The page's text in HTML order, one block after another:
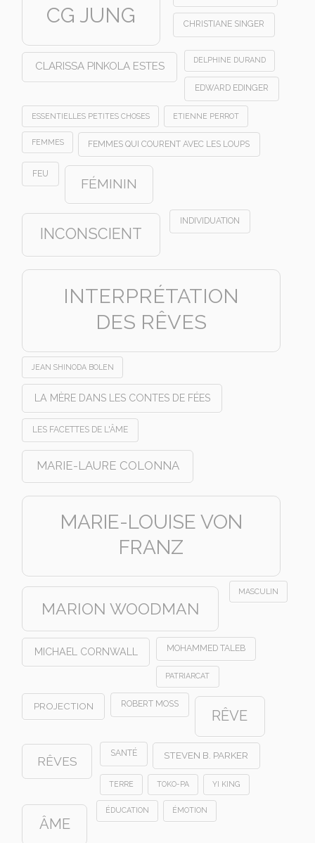
CG JUNG CHRISTIANE SINGER
CLARISSA PINKOLA ESTES DELPHINE DURAND
EDWARD EDINGER
ESSENTIELLES PETITES CHOSES ETIENNE PERROT
FEMMES FEMMES QUI COURENT AVEC LES LOUPS
FEU
FÉMININ
INCONSCIENT
INDIVIDUATION
INTERPRÉTATION
DES RÊVES
JEAN SHINODA BOLEN
LA MÈRE DANS LES CONTES DE FÉES
LES FACETTES DE L'ÂME
MARIE-LAURE COLONNA
MARIE-LOUISE VON
FRANZ
MARION WOODMAN
MASCULIN
MICHAEL CORNWALL MOHAMMED TALEB
PATRIARCAT
PROJECTION ROBERT MOSS
RÊVE
RÊVES
SANTÉ STEVEN B. PARKER
TERRE TOKO-PA YI KING
ÂME
ÉDUCATION ÉMOTION